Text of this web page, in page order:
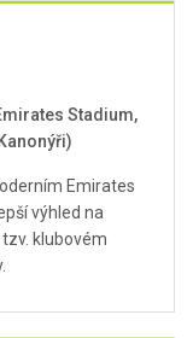
Stadium,
Emirates
výhled na
klubovém